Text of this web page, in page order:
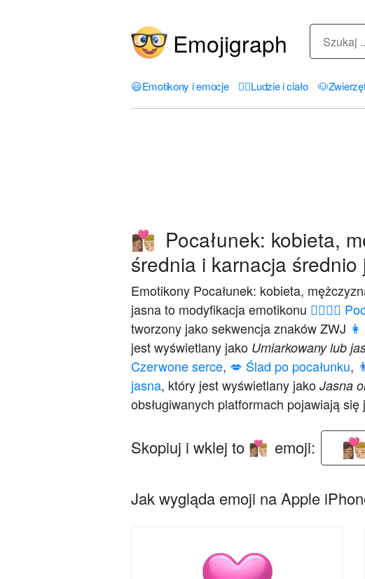
Emojigraph
😃Emotikony i emocje 🤦‍♀️Ludzie i ciało 🐶
👩🏽‍❤️‍💋‍👨🏼 Pocałunek: kobieta,
średnia i karnacja średnio
Emotikony Pocałunek: kobieta,
jasna to modyfikacja emotikonu 👩‍❤️‍💋‍👨
tworzony jako sekwencja znaków ZWJ
jest wyświetlany jako Umiarkowany lub
Czerwone serce, 💋 Ślad po pocałunku,
jasna, który jest wyświetlany jako Jasna
obsługiwanych platformach pojawiają
Skopiuj i wklej to 👩🏽‍❤️‍💋‍👨🏼 emoji:
Jak wygląda emoji na Apple